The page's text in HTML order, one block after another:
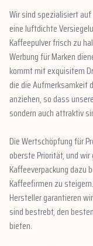
Wir sind spezialisiert
eine luftdichte
Kaffeepulver frisch zu
Werbung für Marken
kommt mit exquisitem
die die Aufmerksamkeit
anziehen, so dass
sondern auch attraktiv
Die Wertschöpfung für
oberste Priorität, und
Kaffeeverpackung dazu
Kaffeefirmen zu
Hersteller garantieren
sind bestrebt, den
bieten.